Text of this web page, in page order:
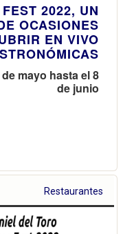
2022, UN
OCASIONES
EN VIVO
mayo hasta el 8
de junio
Restaurantes